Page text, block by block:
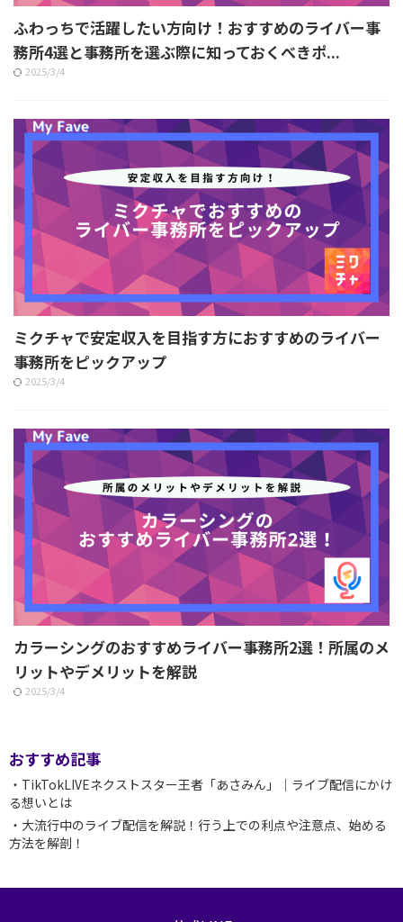
ふわっちで活躍したい方向け！おすすめのライバー事
務所4選と事務所を選ぶ際に知っておくべきポ...
2025/3/4
ミクチャで安定収入を目指す方におすすめのライバー
事務所をピックアップ
2025/3/4
カラーシングのおすすめライバー事務所2選！所属のメ
リットやデメリットを解説
2025/3/4
おすすめ記事
・TikTokLIVEネクストスター王者「あさみん」｜ライブ配信にかけ
る想いとは
・大流行中のライブ配信を解説！行う上での利点や注意点、始める
方法を解剖！